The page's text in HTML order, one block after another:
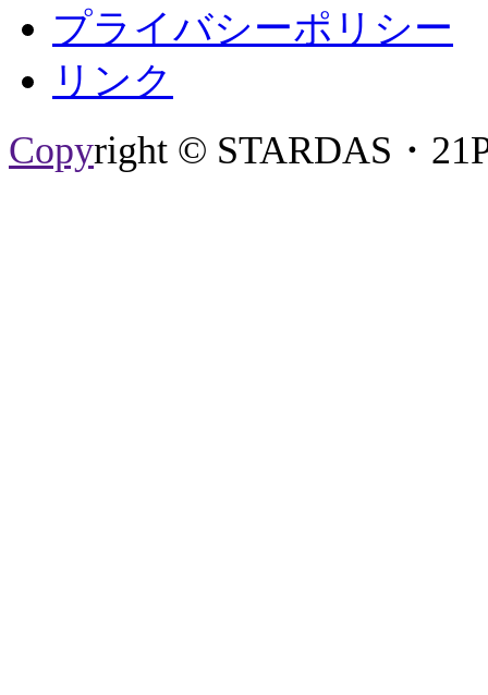
プライバシーポリシー
リンク
Copyright © STARDAS・